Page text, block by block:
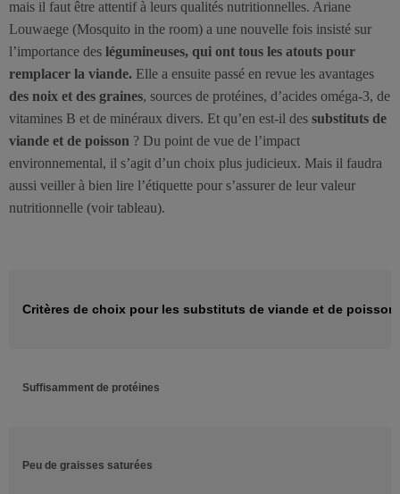
mais il faut être attentif à leurs qualités nutritionnelles. Ariane
Louwaege (Mosquito in the room) a une nouvelle fois insisté sur
l’importance des légumineuses, qui ont tous les atouts pour
remplacer la viande. Elle a ensuite passé en revue les avantages
des noix et des graines, sources de protéines, d’acides oméga-3, de
vitamines B et de minéraux divers. Et qu’en est-il des substituts de
viande et de poisson ? Du point de vue de l’impact
environnemental, il s’agit d’un choix plus judicieux. Mais il faudra
aussi veiller à bien lire l’étiquette pour s’assurer de leur valeur
nutritionnelle (voir tableau).
Critères de choix pour les substituts de viande et de poisson
Suffisamment de protéines
Peu de graisses saturées